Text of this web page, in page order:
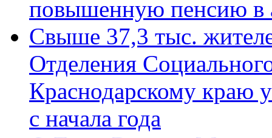
повышенную пенсию в
Свыше 37,3 тыс.
Отделения
Краснодарскому краю
с начала года